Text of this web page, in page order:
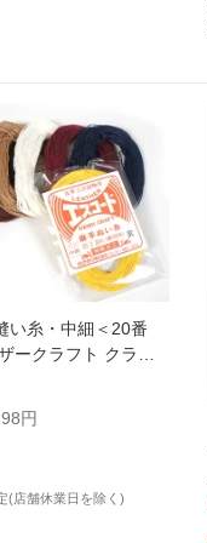
い糸・中細＜20番
ークラフト クラフ
円
(店舗休業日を除く)